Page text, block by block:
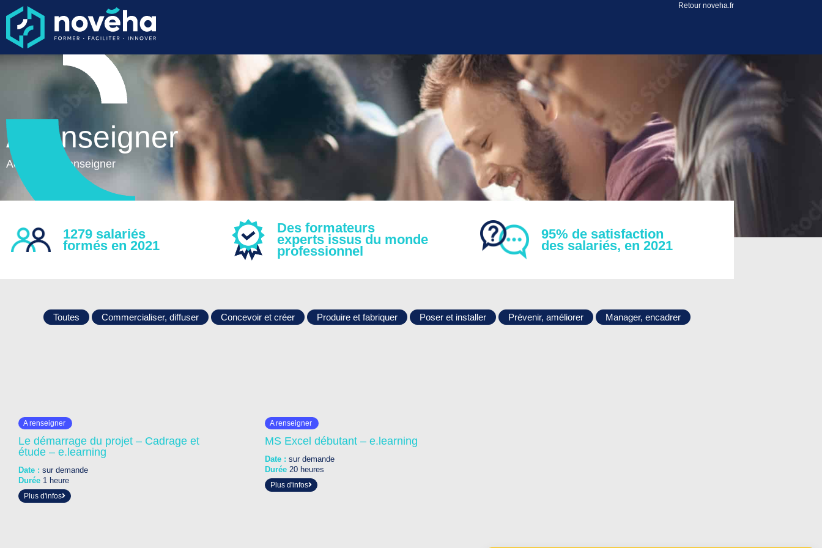
Retour noveha.fr
A renseigner
Accueil A renseigner
1279 salariés
formés en 2021
Des formateurs
experts issus du monde
professionnel
95% de satisfaction
des salariés, en 2021
Toutes Commercialiser, diffuser Concevoir et créer Produire et fabriquer Poser et installer Prévenir, améliorer Manager, encadrer
A renseigner
Le démarrage du projet – Cadrage et
étude – e.learning
Date : sur demande
Durée 1 heure
Plus d'infos
A renseigner
MS Excel débutant – e.learning
Date :sur demande
Durée 20 heures
Plus d'infos